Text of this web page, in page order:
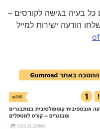
בעיה בגישה לקורסים –
הודעה ישירות למייל